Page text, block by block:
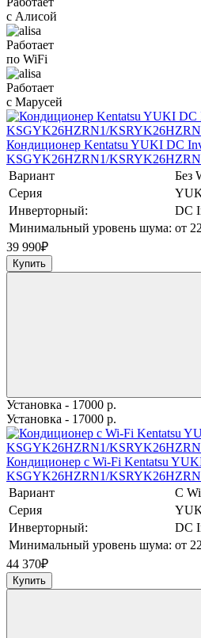
с Алисой
Работает
по WiFi
Работает
с Марусей
Кондиционер Kentatsu YUKI DC
KSGYK26HZRN1/
Вариант
Без
Серия
Инверторный:
DC
Минимальный уровень шума: от
39 990₽
Купить
Установка - 17000 р.
Установка - 17000 р.
Кондиционер с Wi-Fi Kentatsu
KSGYK26HZRN1/
Вариант
С
Серия
Инверторный:
DC
Минимальный уровень шума: от
44 370₽
Купить